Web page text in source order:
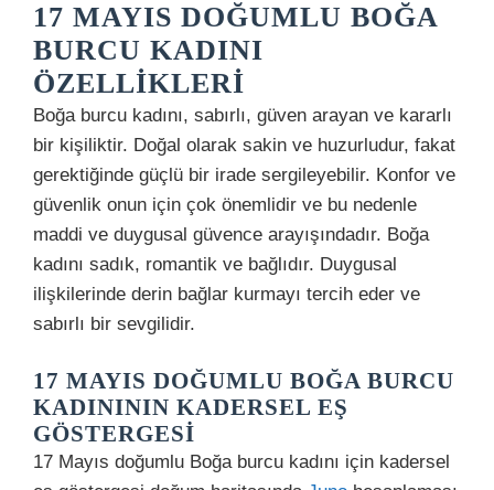
17 MAYIS DOĞUMLU BOĞA
BURCU KADINI
ÖZELLIKLERI
Boğa burcu kadını, sabırlı, güven arayan ve kararlı
bir kişiliktir. Doğal olarak sakin ve huzurludur, fakat
gerektiğinde güçlü bir irade sergileyebilir. Konfor ve
güvenlik onun için çok önemlidir ve bu nedenle
maddi ve duygusal güvence arayışındadır. Boğa
kadını sadık, romantik ve bağlıdır. Duygusal
ilişkilerinde derin bağlar kurmayı tercih eder ve
sabırlı bir sevgilidir.
17 MAYIS DOĞUMLU BOĞA BURCU
KADINININ KADERSEL EŞ
GÖSTERGESI
17 Mayıs doğumlu Boğa burcu kadını için kadersel